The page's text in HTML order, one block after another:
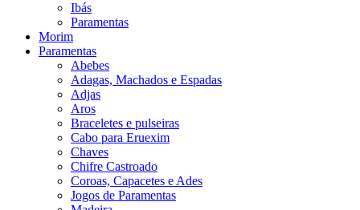
Ibás
Paramentas
Morim
Paramentas
Abebes
Adagas, Machados e Espadas
Adjas
Aros
Braceletes e pulseiras
Cabo para Eruexim
Chaves
Chifre Castroado
Coroas, Capacetes e Ades
Jogos de Paramentas